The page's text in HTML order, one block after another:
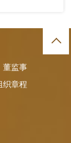
董监事
织章程